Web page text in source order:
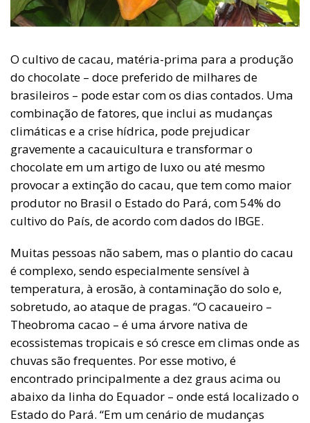
O cultivo de cacau, matéria-prima para a produção
do chocolate – doce preferido de milhares de
brasileiros – pode estar com os dias contados. Uma
combinação de fatores, que inclui as mudanças
climáticas e a crise hídrica, pode prejudicar
gravemente a cacauicultura e transformar o
chocolate em um artigo de luxo ou até mesmo
provocar a extinção do cacau, que tem como maior
produtor no Brasil o Estado do Pará, com 54% do
cultivo do País, de acordo com dados do IBGE.
Muitas pessoas não sabem, mas o plantio do cacau
é complexo, sendo especialmente sensível à
temperatura, à erosão, à contaminação do solo e,
sobretudo, ao ataque de pragas. “O cacaueiro –
Theobroma cacao – é uma árvore nativa de
ecossistemas tropicais e só cresce em climas onde as
chuvas são frequentes. Por esse motivo, é
encontrado principalmente a dez graus acima ou
abaixo da linha do Equador – onde está localizado o
Estado do Pará. “Em um cenário de mudanças